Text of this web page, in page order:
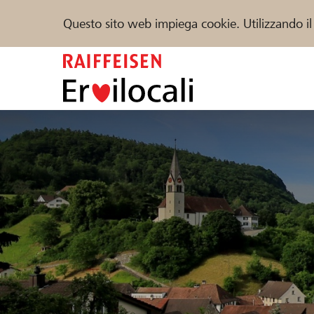
Questo sito web impiega cookie. Utilizzando
Sostenere Aiuto & supporto
Trova progetti e organizzazioni
DE FR IT